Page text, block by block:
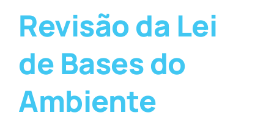
Revisão da Lei
de Bases do
Ambiente